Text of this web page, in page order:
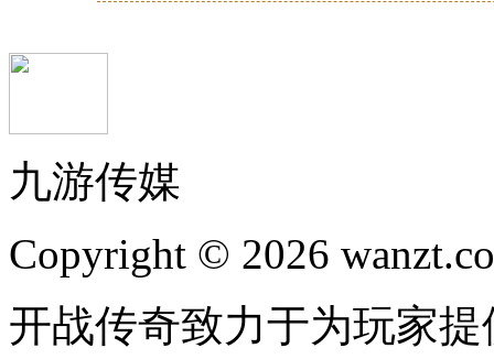
九游传媒
Copyright © 2026
开战传奇致力于为玩家